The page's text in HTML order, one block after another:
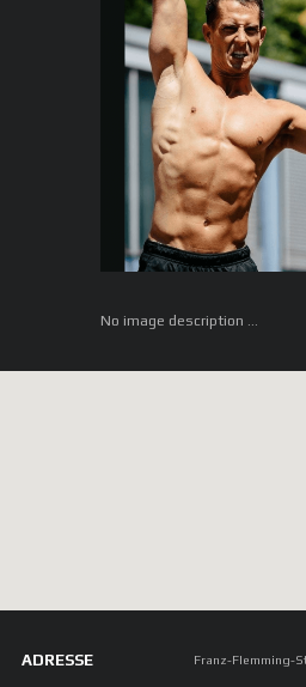
No image description ...
ADRESSE Franz-Flemming-